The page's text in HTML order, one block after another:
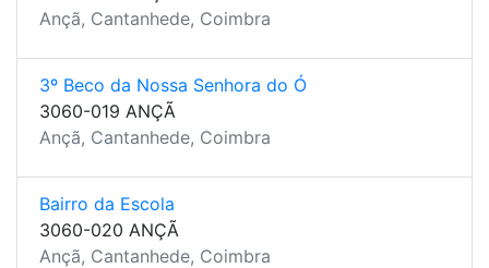
Ançã, Cantanhede, Coimbra
3º Beco da Nossa Senhora do Ó
3060-019 ANÇÃ
Ançã, Cantanhede, Coimbra
Bairro da Escola
3060-020 ANÇÃ
Ançã, Cantanhede, Coimbra